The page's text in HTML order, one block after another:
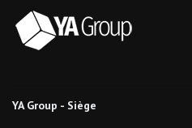
YA Group - Siège